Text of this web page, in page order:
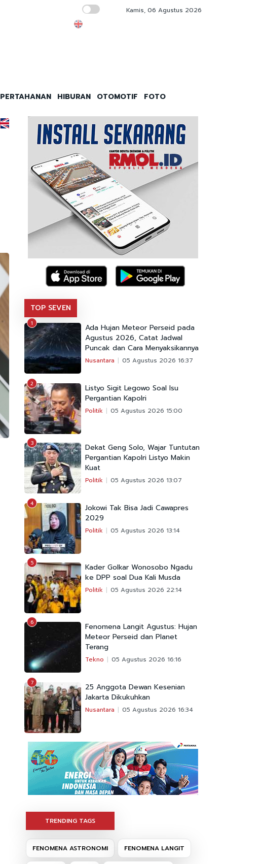
MPR: PPHN Tak Atur Teknis Sistem Pemilu
Kamis, 06 Agustus 2026
PERTAHANAN HIBURAN OTOMOTIF FOTO
TOP SEVEN
1
Ada Hujan Meteor Perseid pada
Agustus 2026, Catat Jadwal
Puncak dan Cara Menyaksikannya
Nusantara 05 Agustus 2026 16:37
2
Listyo Sigit Legowo Soal Isu
Pergantian Kapolri
Politik 05 Agustus 2026 15:00
3
Dekat Geng Solo, Wajar Tuntutan
Pergantian Kapolri Listyo Makin
Kuat
Politik 05 Agustus 2026 13:07
4
Jokowi Tak Bisa Jadi Cawapres
2029
Politik 05 Agustus 2026 13:14
5
Kader Golkar Wonosobo Ngadu
ke DPP soal Dua Kali Musda
Politik 05 Agustus 2026 22:14
6
Fenomena Langit Agustus: Hujan
Meteor Perseid dan Planet
Terang
Tekno 05 Agustus 2026 16:16
7
25 Anggota Dewan Kesenian
Jakarta Dikukuhkan
Nusantara 05 Agustus 2026 16:34
TRENDING TAGS
FENOMENA ASTRONOMI FENOMENA LANGIT